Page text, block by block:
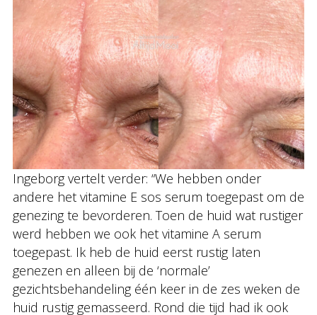
Ingeborg vertelt verder: “We hebben onder
andere het vitamine E sos serum toegepast om de
genezing te bevorderen. Toen de huid wat rustiger
werd hebben we ook het vitamine A serum
toegepast. Ik heb de huid eerst rustig laten
genezen en alleen bij de ‘normale’
gezichtsbehandeling één keer in de zes weken de
huid rustig gemasseerd. Rond die tijd had ik ook